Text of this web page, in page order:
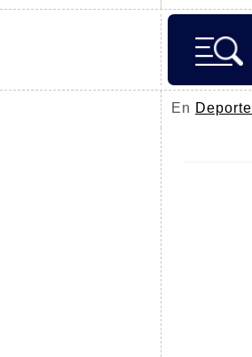
En Deporte